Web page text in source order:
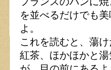
を並べるだけでも
よ。
これを読むと、蕩
紅茶、ほかほかと